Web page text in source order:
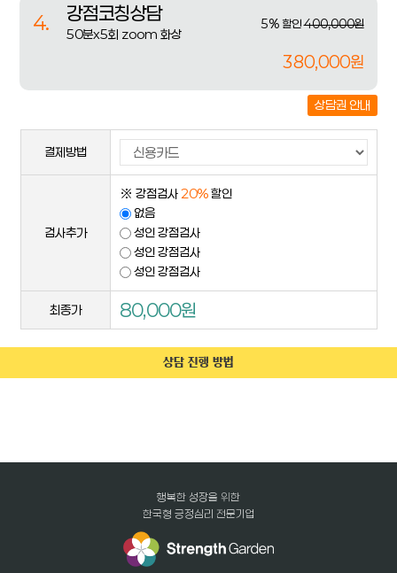
4. 강점코칭상담
50분x5회 zoom 화상
5% 할인400,000원
380,000원
상담권 안내
결제방법
검사추가
※ 강점검사20%할인
없음
성인 강점검사
성인 강점검사
성인 강점검사
최종가 80,000원
상담 진행 방법
행복한 성장을 위한
한국형 긍정심리 전문기업